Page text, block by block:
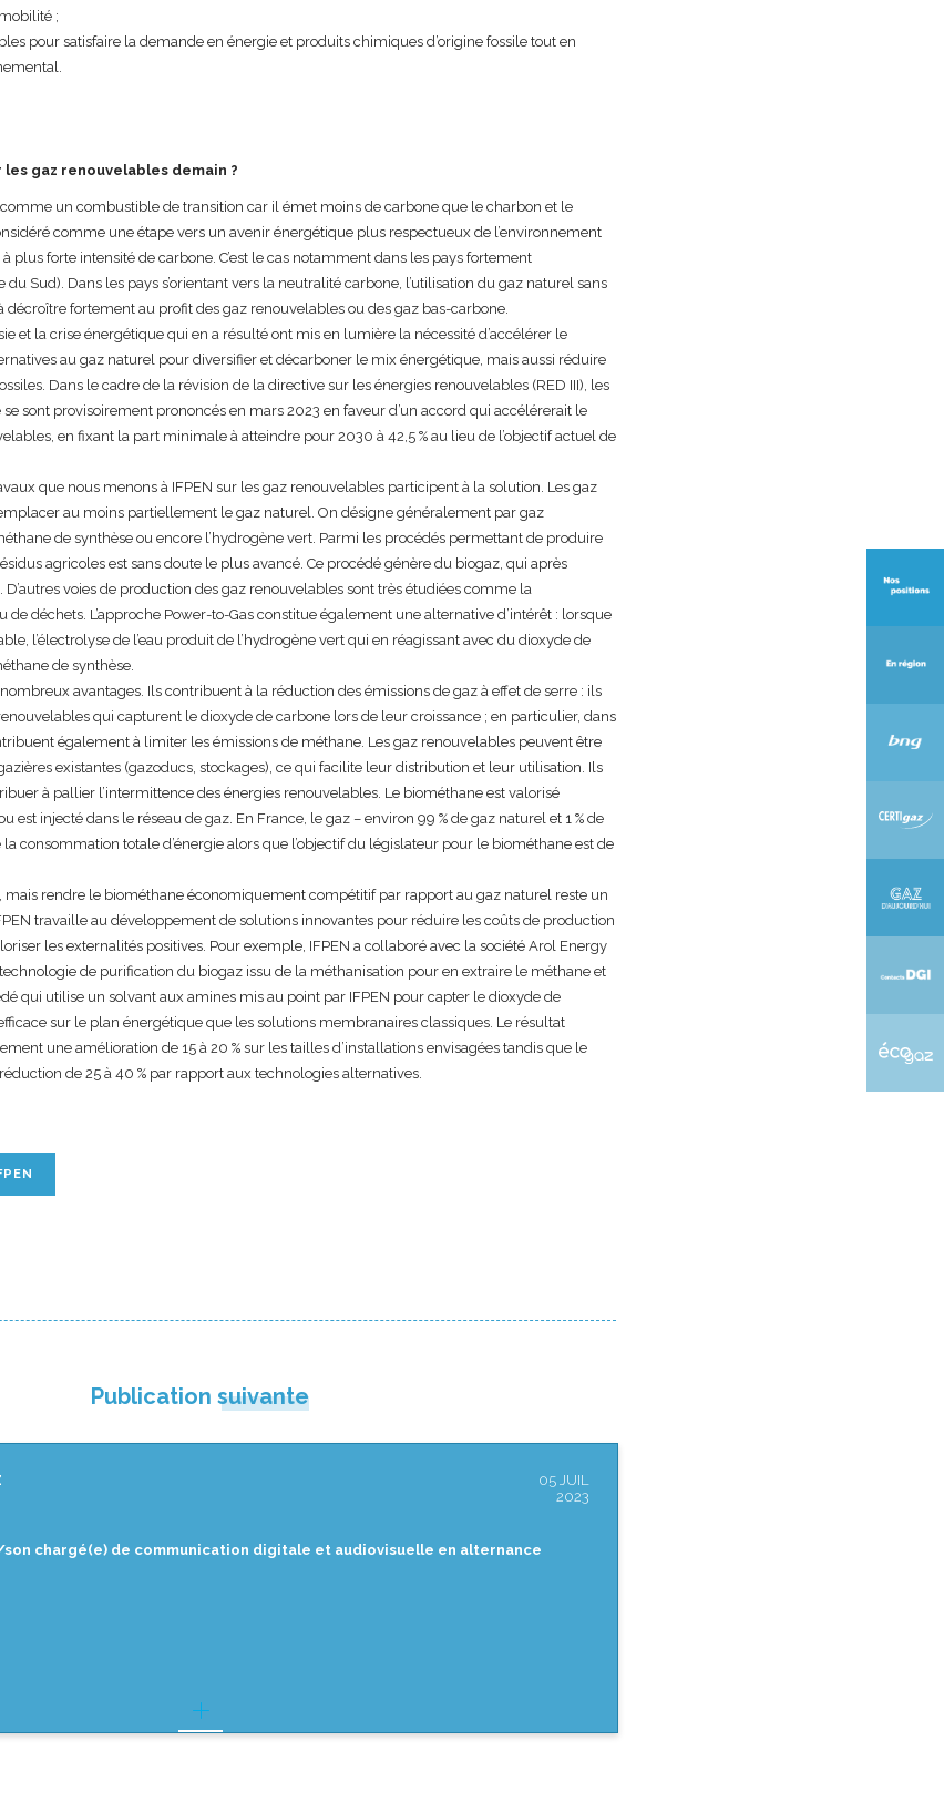
;
pour satisfaire la demande en énergie et produits chimiques d’origine fossile tout en
gaz renouvelables demain ?
un combustible de transition car il émet moins de carbone que le charbon et le
comme une étape vers un avenir énergétique plus respectueux de l’environnement
plus forte intensité de carbone. C’est le cas notamment dans les pays fortement
Sud). Dans les pays s’orientant vers la neutralité carbone, l’utilisation du gaz naturel sans
décroître fortement au profit des gaz renouvelables ou des gaz bas-carbone.
et la crise énergétique qui en a résulté ont mis en lumière la nécessité d’accélérer le
au gaz naturel pour diversifier et décarboner le mix énergétique, mais aussi réduire
Dans le cadre de la révision de la directive sur les énergies renouvelables (RED III), les
sont provisoirement prononcés en mars 2023 en faveur d’un accord qui accélérerait le
en fixant la part minimale à atteindre pour 2030 à 42,5 % au lieu de l’objectif actuel de
que nous menons à IFPEN sur les gaz renouvelables participent à la solution. Les gaz
au moins partiellement le gaz naturel. On désigne généralement par gaz
de synthèse ou encore l’hydrogène vert. Parmi les procédés permettant de produire
agricoles est sans doute le plus avancé. Ce procédé génère du biogaz, qui après
voies de production des gaz renouvelables sont très étudiées comme la
déchets. L’approche Power-to-Gas constitue également une alternative d’intérêt : lorsque
l’électrolyse de l’eau produit de l’hydrogène vert qui en réagissant avec du dioxyde de
de synthèse.
avantages. Ils contribuent à la réduction des émissions de gaz à effet de serre : ils
qui capturent le dioxyde de carbone lors de leur croissance ; en particulier, dans
également à limiter les émissions de méthane. Les gaz renouvelables peuvent être
existantes (gazoducs, stockages), ce qui facilite leur distribution et leur utilisation. Ils
à pallier l’intermittence des énergies renouvelables. Le biométhane est valorisé
est injecté dans le réseau de gaz. En France, le gaz – environ 99 % de gaz naturel et 1 % de
consommation totale d’énergie alors que l’objectif du législateur pour le biométhane est de
mais rendre le biométhane économiquement compétitif par rapport au gaz naturel reste un
travaille au développement de solutions innovantes pour réduire les coûts de production
les externalités positives. Pour exemple, IFPEN a collaboré avec la société Arol Energy
de purification du biogaz issu de la méthanisation pour en extraire le méthane et
qui utilise un solvant aux amines mis au point par IFPEN pour capter le dioxyde de
sur le plan énergétique que les solutions membranaires classiques. Le résultat
une amélioration de 15 à 20 % sur les tailles d’installations envisagées tandis que le
de 25 à 40 % par rapport aux technologies alternatives.
Publication suivante
05 JUIL
2023
chargé(e) de communication digitale et audiovisuelle en alternance